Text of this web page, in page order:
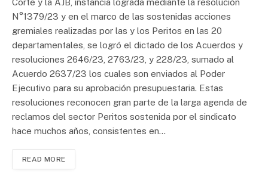
N°1379/23 y en el marco de las sostenidas acciones
gremiales realizadas por las y los Peritos en las 20
departamentales, se logró el dictado de los Acuerdos y
resoluciones 2646/23, 2763/23, y 228/23, sumado al
Acuerdo 2637/23 los cuales son enviados al Poder
Ejecutivo para su aprobación presupuestaria. Estas
resoluciones reconocen gran parte de la larga agenda de
reclamos del sector Peritos sostenida por el sindicato
hace muchos años, consistentes en…
READ MORE